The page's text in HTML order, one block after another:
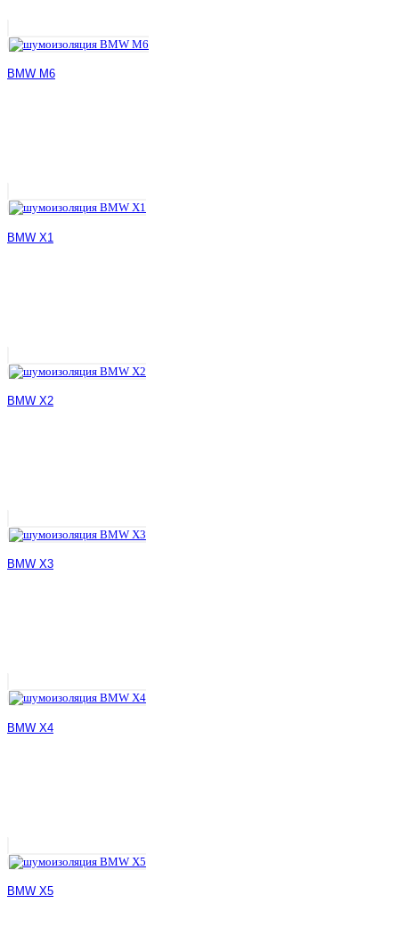
BMW M6
BMW X1
BMW X2
BMW X3
BMW X4
BMW X5